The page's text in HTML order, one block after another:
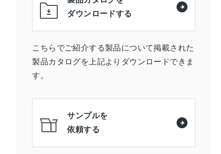
ダウンロードする
こちらでご紹介する製品について掲載された
製品カタログを上記よりダウンロードできま
す。
サンプルを
依頼する